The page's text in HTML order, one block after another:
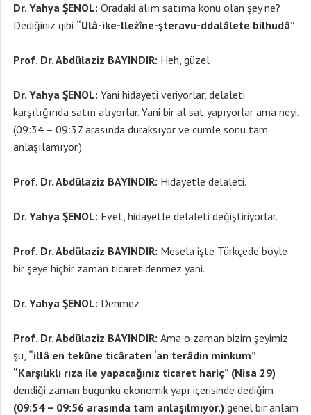
Dr. Yahya ŞENOL: Oradaki alım satıma konu olan şey ne?
Dediğiniz gibi “Ulâ-ike-lleżîne-şteravu-ddalâlete bilhudâ”
Prof. Dr. Abdülaziz BAYINDIR: Heh, güzel
Dr. Yahya ŞENOL: Yani hidayeti veriyorlar, delaleti
karşılığında satın alıyorlar. Yani bir al sat yapıyorlar ama neyi.
(09:34 – 09:37 arasında duraksıyor ve cümle sonu tam
anlaşılamıyor.)
Prof. Dr. Abdülaziz BAYINDIR: Hidayetle delaleti.
Dr. Yahya ŞENOL: Evet, hidayetle delaleti değiştiriyorlar.
Prof. Dr. Abdülaziz BAYINDIR: Mesela işte Türkçede böyle
bir şeye hiçbir zaman ticaret denmez yani.
Dr. Yahya ŞENOL: Denmez
Prof. Dr. Abdülaziz BAYINDIR: Ama o zaman bizim şeyimiz
şu, “illâ en tekûne ticâraten ‘an terâdin minkum”
“Karşılıklı rıza ile yapacağınız ticaret hariç” (Nisa 29)
dendiği zaman bugünkü ekonomik yapı içerisinde dediğim
(09:54 – 09:56 arasında tam anlaşılmıyor.) genel bir anlam